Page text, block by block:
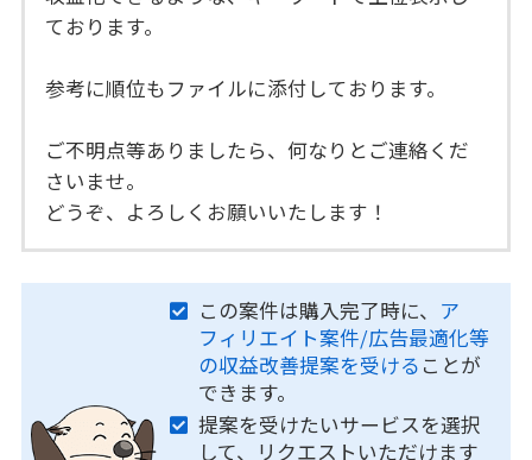
ております。
参考に順位もファイルに添付しております。
ご不明点等ありましたら、何なりとご連絡くだ
さいませ。
どうぞ、よろしくお願いいたします！
この案件は購入完了時に、 ア
フィリエイト案件/広告最適化等
の収益改善提案を受ける ことが
できます。
提案を受けたいサービスを選択
して、リクエストいただけます